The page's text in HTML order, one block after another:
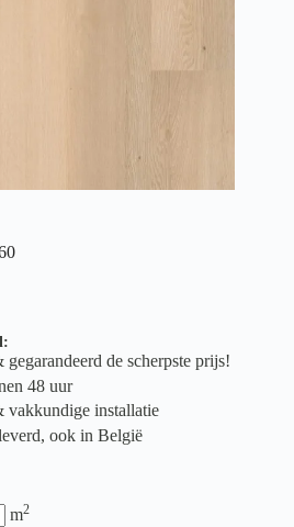
de scherpste prijs!
48 uur
vakkundige installatie
ook in België
m2